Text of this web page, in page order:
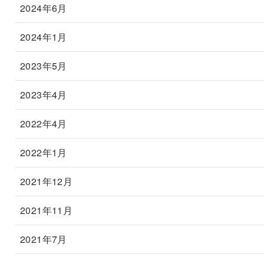
2024年6月
2024年1月
2023年5月
2023年4月
2022年4月
2022年1月
2021年12月
2021年11月
2021年7月